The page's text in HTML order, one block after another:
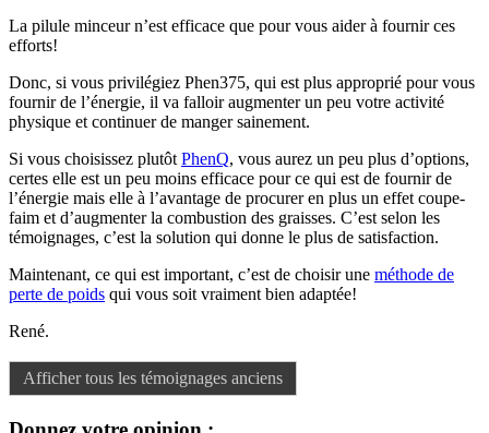
La pilule minceur n’est efficace que pour vous aider à fournir ces
efforts!
Donc, si vous privilégiez Phen375, qui est plus approprié pour vous
fournir de l’énergie, il va falloir augmenter un peu votre activité
physique et continuer de manger sainement.
Si vous choisissez plutôt PhenQ, vous aurez un peu plus d’options,
certes elle est un peu moins efficace pour ce qui est de fournir de
l’énergie mais elle à l’avantage de procurer en plus un effet coupe-
faim et d’augmenter la combustion des graisses. C’est selon les
témoignages, c’est la solution qui donne le plus de satisfaction.
Maintenant, ce qui est important, c’est de choisir une méthode de
perte de poids qui vous soit vraiment bien adaptée!
René.
Afficher tous les témoignages anciens